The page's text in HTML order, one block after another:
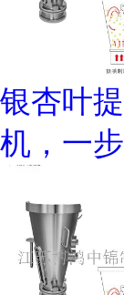
银杏叶
机，一